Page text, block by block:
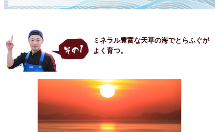
ミネラル豊富な天草の海でとらふぐが
よく育つ。